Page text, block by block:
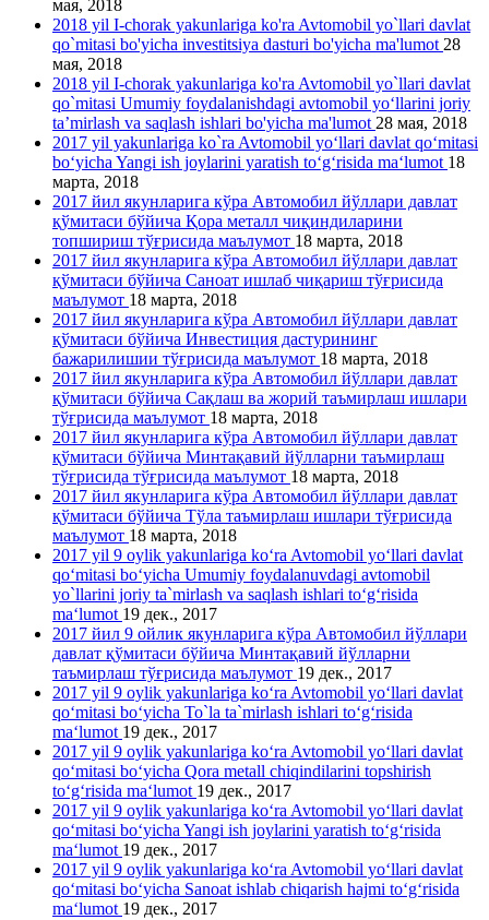
мая, 2018
2018 yil I-chorak yakunlariga ko'ra Avtomobil yo`llari davlat
qo`mitasi bo'yicha investitsiya dasturi bo'yicha ma'lumot 28
мая, 2018
2018 yil I-chorak yakunlariga ko'ra Avtomobil yo`llari davlat
qo`mitasi Umumiy foydalanishdagi avtomobil yo‘llarini joriy
ta’mirlash va saqlash ishlari bo'yicha ma'lumot 28 мая, 2018
2017 yil yakunlariga ko`ra Avtomobil yo‘llari davlat qo‘mitasi
bo‘yicha Yangi ish joylarini yaratish to‘g‘risida ma‘lumot 18
марта, 2018
2017 йил якунларига кўра Автомобил йўллари давлат
қўмитаси бўйича Қора металл чиқиндиларини
топшириш тўғрисида маълумот 18 марта, 2018
2017 йил якунларига кўра Автомобил йўллари давлат
қўмитаси бўйича Саноат ишлаб чиқариш тўғрисида
маълумот 18 марта, 2018
2017 йил якунларига кўра Автомобил йўллари давлат
қўмитаси бўйича Инвестиция дастурининг
бажарилишии тўғрисида маълумот 18 марта, 2018
2017 йил якунларига кўра Автомобил йўллари давлат
қўмитаси бўйича Сақлаш ва жорий таъмирлаш ишлари
тўғрисида маълумот 18 марта, 2018
2017 йил якунларига кўра Автомобил йўллари давлат
қўмитаси бўйича Минтақавий йўлларни таъмирлаш
тўғрисида тўғрисида маълумот 18 марта, 2018
2017 йил якунларига кўра Автомобил йўллари давлат
қўмитаси бўйича Тўла таъмирлаш ишлари тўғрисида
маълумот 18 марта, 2018
2017 yil 9 oylik yakunlariga ko‘ra Avtomobil yo‘llari davlat
qo‘mitasi bo‘yicha Umumiy foydalanuvdagi avtomobil
yo`llarini joriy ta`mirlash va saqlash ishlari to‘g‘risida
ma‘lumot 19 дек., 2017
2017 йил 9 ойлик якунларига кўра Автомобил йўллари
давлат қўмитаси бўйича Минтақавий йўлларни
таъмирлаш тўғрисида маълумот 19 дек., 2017
2017 yil 9 oylik yakunlariga ko‘ra Avtomobil yo‘llari davlat
qo‘mitasi bo‘yicha To`la ta`mirlash ishlari to‘g‘risida
ma‘lumot 19 дек., 2017
2017 yil 9 oylik yakunlariga ko‘ra Avtomobil yo‘llari davlat
qo‘mitasi bo‘yicha Qora metall chiqindilarini topshirish
to‘g‘risida ma‘lumot 19 дек., 2017
2017 yil 9 oylik yakunlariga ko‘ra Avtomobil yo‘llari davlat
qo‘mitasi bo‘yicha Yangi ish joylarini yaratish to‘g‘risida
ma‘lumot 19 дек., 2017
2017 yil 9 oylik yakunlariga ko‘ra Avtomobil yo‘llari davlat
qo‘mitasi bo‘yicha Sanoat ishlab chiqarish hajmi to‘g‘risida
ma‘lumot 19 дек., 2017